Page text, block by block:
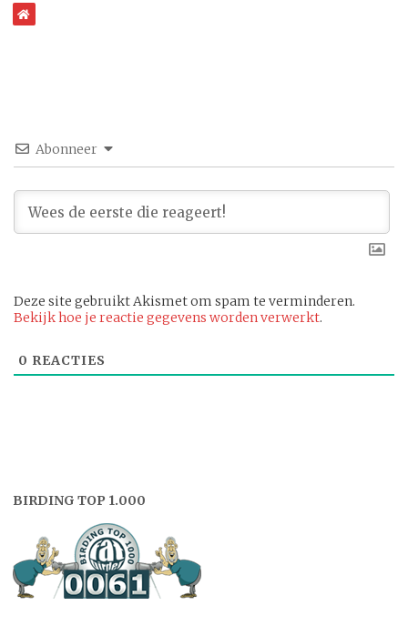
Abonneer
Deze site gebruikt Akismet om spam te verminderen.
Bekijk hoe je reactie gegevens worden verwerkt.
0 REACTIES
BIRDING TOP 1.000